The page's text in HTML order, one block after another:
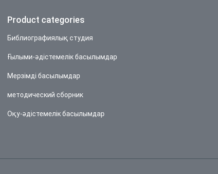
Product categories
Библиографиялық студия
Ғылыми-әдістемелік басылымдар
Мерзімді басылымдар
методический сборник
Оқу-әдістемелік басылымдар